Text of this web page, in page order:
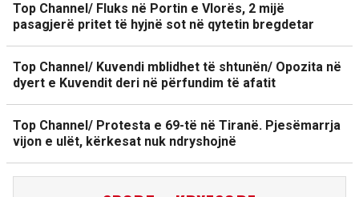
Top Channel/ Fluks në Portin e Vlorës, 2 mijë
pasagjerë pritet të hyjnë sot në qytetin bregdetar
Top Channel/ Kuvendi mblidhet të shtunën/ Opozita në
dyert e Kuvendit deri në përfundim të afatit
Top Channel/ Protesta e 69-të në Tiranë. Pjesëmarrja
vijon e ulët, kërkesat nuk ndryshojnë